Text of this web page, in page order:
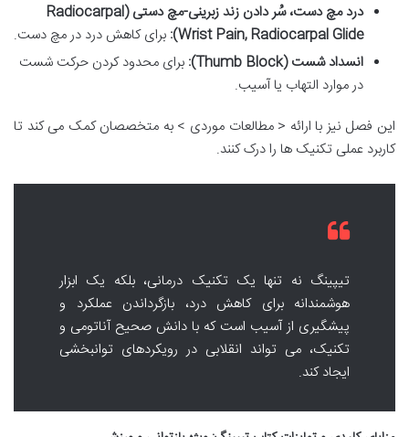
درد مچ دست، سُر دادن زند زبرینی-مچ دستی (Radiocarpal
Wrist Pain, Radiocarpal Glide): برای کاهش درد در مچ دست.
انسداد شست (Thumb Block):
برای محدود کردن حرکت شست
در موارد التهاب یا آسیب.
این فصل نیز با ارائه < مطالعات موردی > به متخصصان کمک می کند تا
کاربرد عملی تکنیک ها را درک کنند.
تیپینگ نه تنها یک تکنیک درمانی، بلکه یک ابزار
هوشمندانه برای کاهش درد، بازگرداندن عملکرد و
پیشگیری از آسیب است که با دانش صحیح آناتومی و
تکنیک، می تواند انقلابی در رویکردهای توانبخشی
ایجاد کند.